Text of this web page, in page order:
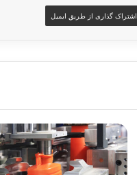
اشتراک گذاری از طریق ایمیل